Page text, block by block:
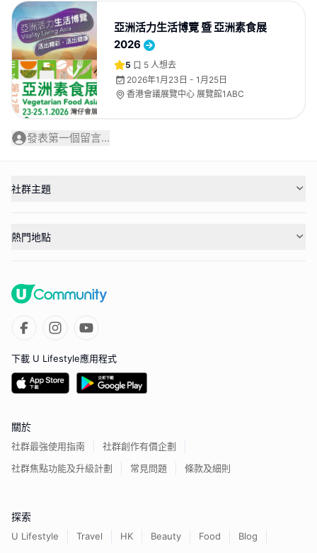
亞洲活力生活博覽 暨 亞洲素食展
2026
5 5 人想去
2026年1月23日 - 1月25日
香港會議展覽中心 展覽館1ABC
發表第一個留言...
社群主題
熱門地點
下載 U Lifestyle應用程式
關於
社群最強使用指南
社群創作有價企劃
社群焦點功能及升級計劃
常見問題 條款及細則
探索
U Lifestyle Travel HK Beauty Food
Blog